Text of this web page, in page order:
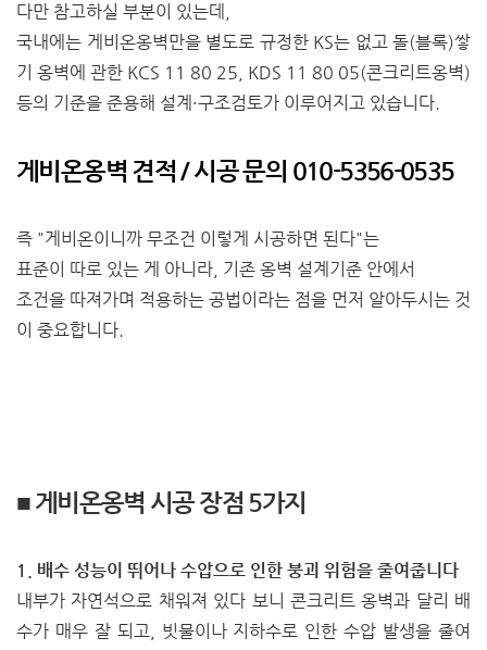
다만 참고하실 부분이 있는데,
국내에는 게비온옹벽만을 별도로 규정한 KS는 없고 돌(블록)쌓
기 옹벽에 관한 KCS 11 80 25, KDS 11 80 05(콘크리트옹벽)
등의 기준을 준용해 설계·구조검토가 이루어지고 있습니다.
게비온옹벽 견적 / 시공 문의 010-5356-0535
즉 "게비온이니까 무조건 이렇게 시공하면 된다"는
표준이 따로 있는 게 아니라, 기존 옹벽 설계기준 안에서
조건을 따져가며 적용하는 공법이라는 점을 먼저 알아두시는 것
이 중요합니다.
■ 게비온옹벽 시공 장점 5가지
1. 배수 성능이 뛰어나 수압으로 인한 붕괴 위험을 줄여줍니다
내부가 자연석으로 채워져 있다 보니 콘크리트 옹벽과 달리 배
수가 매우 잘 되고, 빗물이나 지하수로 인한 수압 발생을 줄여